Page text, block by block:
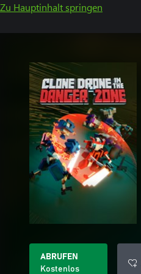
Zu Hauptinhalt springen
ABRUFEN
Kostenlos